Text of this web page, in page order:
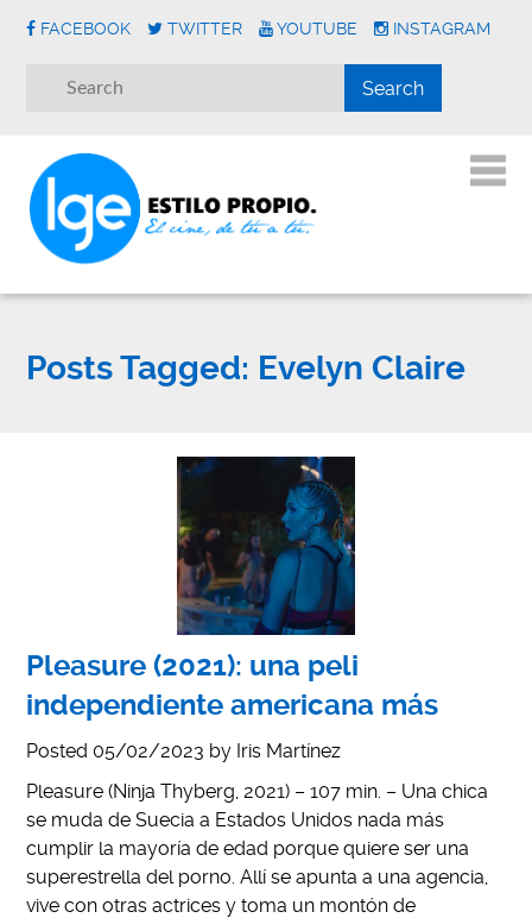
FACEBOOK TWITTER YOUTUBE INSTAGRAM
Posts Tagged: Evelyn Claire
Pleasure (2021): una peli
independiente americana más
Posted 05/02/2023 by Iris Martínez
Pleasure (Ninja Thyberg, 2021) – 107 min. – Una chica
se muda de Suecia a Estados Unidos nada más
cumplir la mayoría de edad porque quiere ser una
superestrella del porno. Allí se apunta a una agencia,
vive con otras actrices y toma un montón de